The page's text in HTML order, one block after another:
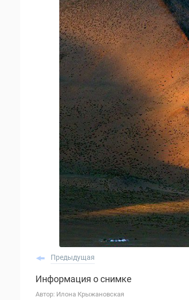
Предыдущая
Информация о снимке
Автор: Илона Крыжановская